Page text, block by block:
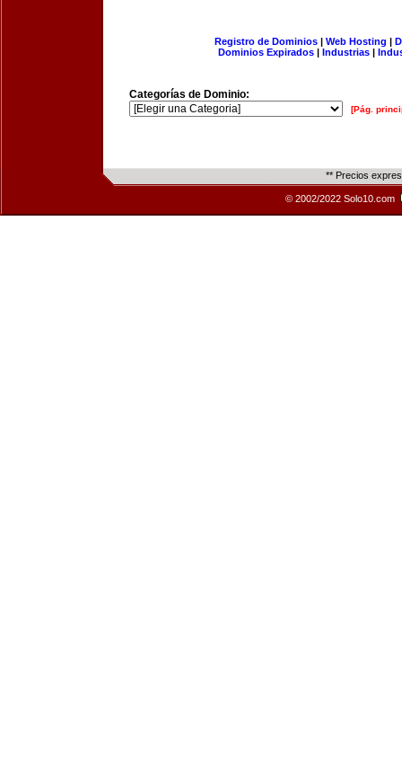
Registro de Dominios| Web Hosting |
Dominios Expirados | Industrias |
Categorías de Dominio:
[Pág.
** Precios
© 2002/2022 Solo10.com